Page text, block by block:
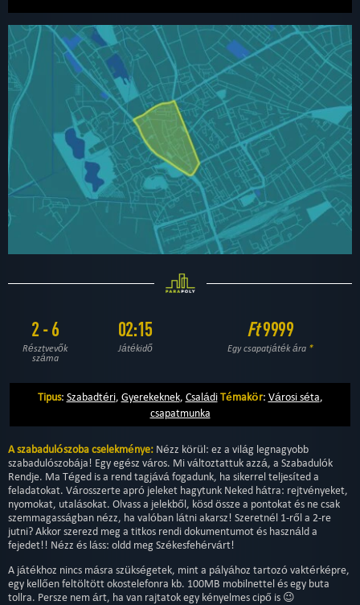
2 - 6
Résztvevők
száma
02:15
Játékidő
Ft9999
Egy csapatjáték ára *
Tipus: Szabadtéri, Gyerekeknek, CsaládiTémakör: Városi séta,
csapatmunka
A szabadulószoba cselekménye: Nézz körül: ez a világ legnagyobb
szabadulószobája! Egy egész város. Mi változtattuk azzá, a Szabadulók
Rendje. Ma Téged is a rend tagjává fogadunk, ha sikerrel teljesíted a
feladatokat. Városszerte apró jeleket hagytunk Neked hátra: rejtvényeket,
nyomokat, utalásokat. Olvass a jelekből, kösd össze a pontokat és ne csak
szemmagasságban nézz, ha valóban látni akarsz! Szeretnél 1-ről a 2-re
jutni? Akkor szerezd meg a titkos rendi dokumentumot és használd a
fejedet!! Nézz és láss: oldd meg Székesfehérvárt!
A játékhoz nincs másra szükségetek, mint a pályához tartozó vaktérképre,
egy kellően feltöltött okostelefonra kb. 100MB mobilnettel és egy buta
tollra. Persze nem árt, ha van rajtatok egy kényelmes cipő is 😉